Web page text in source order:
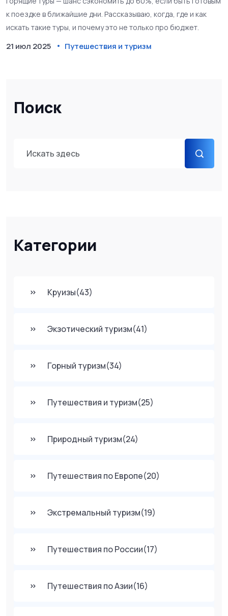
Поиск
Категории
Круизы(43)
Экзотический туризм(41)
Горный туризм(34)
Путешествия и туризм(25)
Природный туризм(24)
Путешествия по Европе(20)
Экстремальный туризм(19)
Путешествия по России(17)
Путешествия по Азии(16)
к поездке в ближайшие дни. Рассказываю, когда, где и как
искать такие туры, и почему это не только про бюджет.
21 июл 2025 Путешествия и туризм